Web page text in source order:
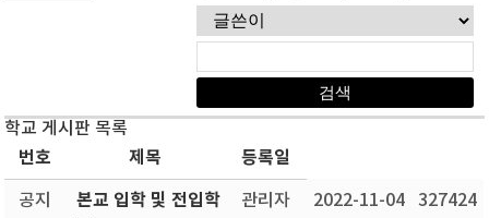
학교 게시판 목록
번호 제목 등록일
공지
본교 입학 및 전입학
관리자 2022-11-04 327424